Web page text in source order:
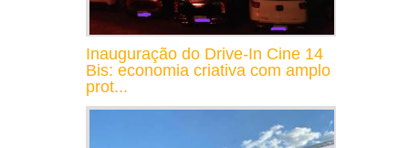
Inauguração do Drive-In Cine 14
Bis: economia criativa com amplo
prot...